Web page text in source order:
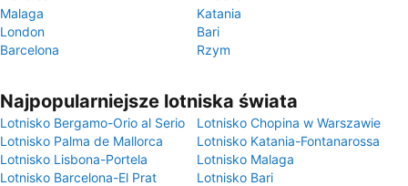
Malaga
Katania
London
Bari
Barcelona
Rzym
Najpopularniejsze lotniska świata
Lotnisko Bergamo-Orio al Serio
Lotnisko Chopina w Warszawie
Lotnisko Palma de Mallorca
Lotnisko Katania-Fontanarossa
Lotnisko Lisbona-Portela
Lotnisko Malaga
Lotnisko Barcelona-El Prat
Lotnisko Bari